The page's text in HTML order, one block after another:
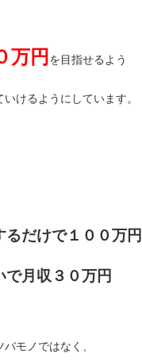
万円 を目指せるよう
けるようにしています。
るだけで１００万円
で月収３０万円
モノではなく、